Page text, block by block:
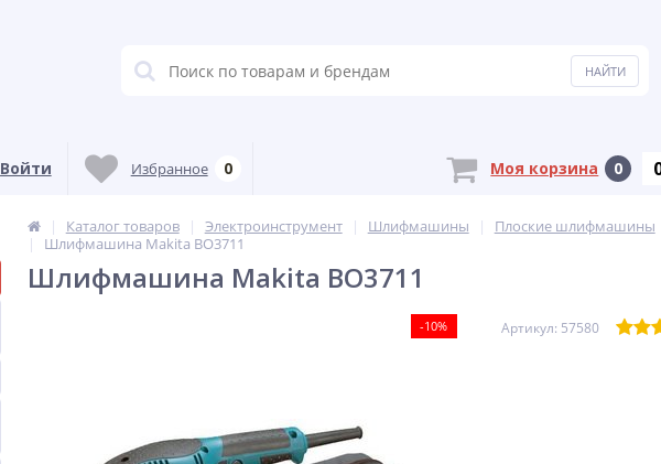
Войти Избранное 0 Моя корзина 0
Каталог товаров Электроинструмент Шлифмашины
Плоские шлифмашины
Шлифмашина Makita BO3711
Шлифмашина Makita BO3711
-10% Артикул: 57580